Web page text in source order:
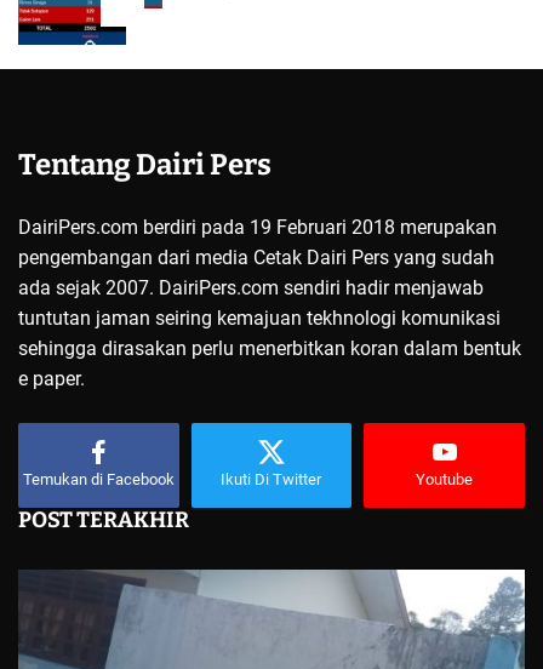
Tentang Dairi Pers
DairiPers.com berdiri pada 19 Februari 2018 merupakan
pengembangan dari media Cetak Dairi Pers yang sudah
ada sejak 2007. DairiPers.com sendiri hadir menjawab
tuntutan jaman seiring kemajuan tekhnologi komunikasi
sehingga dirasakan perlu menerbitkan koran dalam bentuk
e paper.
Temukan di Facebook Ikuti Di Twitter Youtube
POST TERAKHIR